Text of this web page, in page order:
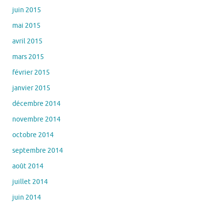
juin 2015
mai 2015
avril 2015
mars 2015
février 2015
janvier 2015
décembre 2014
novembre 2014
octobre 2014
septembre 2014
août 2014
juillet 2014
juin 2014